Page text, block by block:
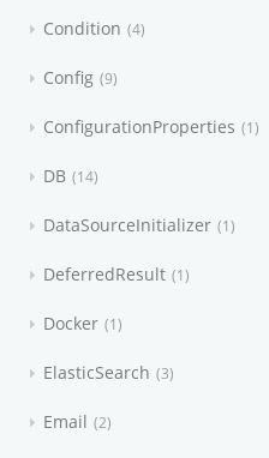
Condition 4
Config 9
ConfigurationProperties 1
DB 14
DataSourceInitializer 1
DeferredResult 1
Docker 1
ElasticSearch 3
Email 2